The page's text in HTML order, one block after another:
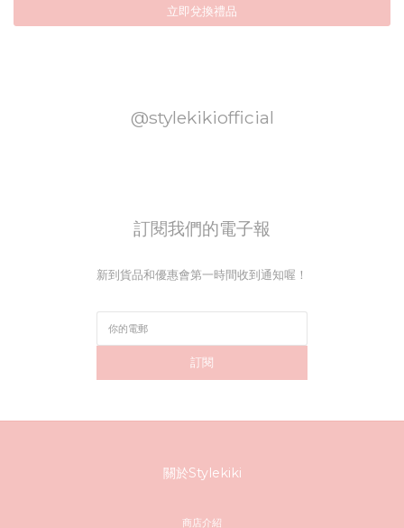
立即兌換禮品
@stylekikiofficial
訂閱我們的電子報
新到貨品和優惠會第一時間收到通知喔！
訂閱
關於Stylekiki
商店介紹